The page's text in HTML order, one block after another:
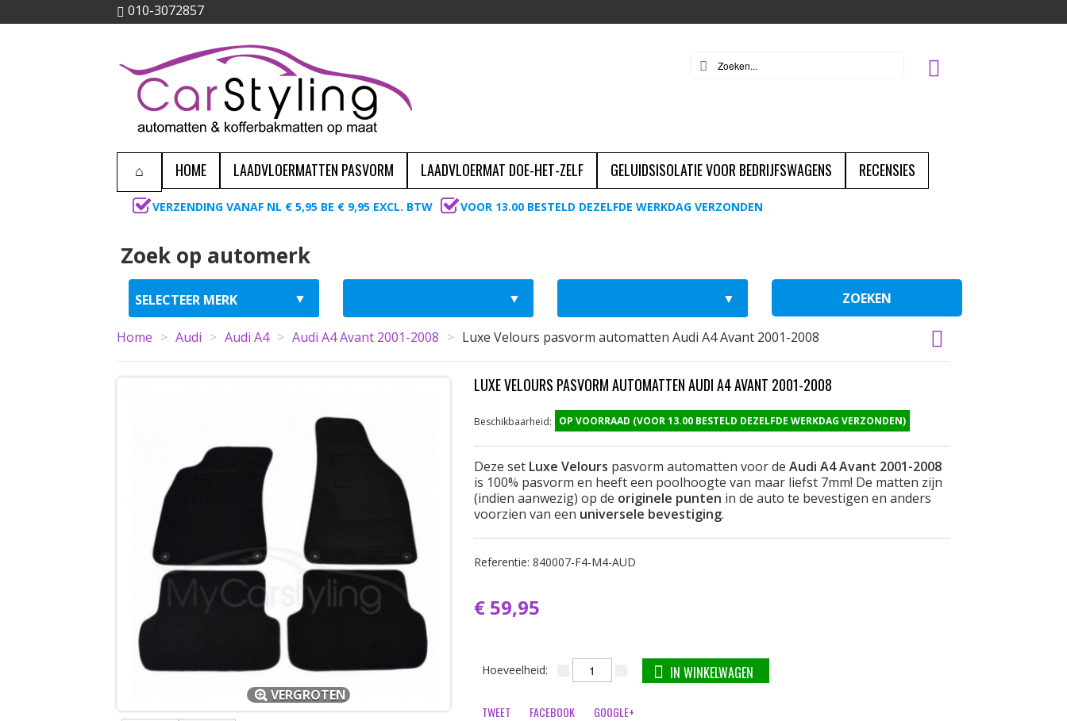
010-3072857
HOME LAADVLOERMATTEN PASVORM LAADVLOERMAT DOE-HET-ZELF GELUIDSISOLATIE VOOR BEDRIJFSWAGENS RECENSIES
VERZENDING VANAF NL € 5,95 BE € 9,95 EXCL. BTW VOOR 13.00 BESTELD DEZELFDE WERKDAG VERZONDEN
Zoek op automerk
ZOEKEN
Home > Audi > Audi A4 > Audi A4 Avant 2001-2008 > Luxe Velours pasvorm automatten Audi A4 Avant 2001-2008
VERGROTEN
LUXE VELOURS PASVORM AUTOMATTEN AUDI A4 AVANT 2001-2008
Beschikbaarheid: OP VOORRAAD (VOOR 13.00 BESTELD DEZELFDE WERKDAG VERZONDEN)
Deze set Luxe Velours pasvorm automatten voor de Audi A4 Avant 2001-2008
is 100% pasvorm en heeft een poolhoogte van maar liefst 7mm! De matten zijn
(indien aanwezig) op de originele punten in de auto te bevestigen en anders
voorzien van een universele bevestiging.
Referentie: 840007-F4-M4-AUD
€ 59,95
Hoeveelheid: IN WINKELWAGEN
TWEET FACEBOOK GOOGLE+